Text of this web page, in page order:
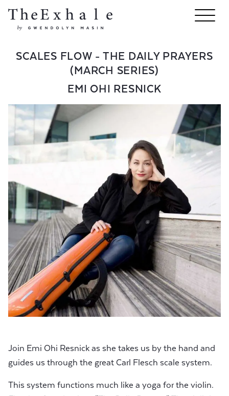
SCALES FLOW - THE DAILY PRAYERS
(MARCH SERIES)
EMI OHI RESNICK
Join Emi Ohi Resnick as she takes us by the hand and
guides us through the great Carl Flesch scale system.
This system functions much like a yoga for the violin.